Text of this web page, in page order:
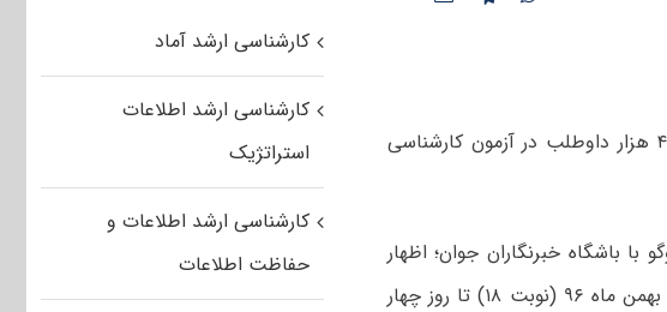
مشاور عالی سازمان سنجش آموزش کشور گفت: تاکنون بیش از ۴۱ هزار داوطلب در آزمون کارشناسی
باشگاه خبرنگاران جوان؛ اظهار
کرد: ثبت نام برای شرکت در آزمون کارشناسی ارشد فراگیر پیام نور بهمن ماه ۹۶ (نوبت ۱۸) تا روز چهار
کارشناسی ارشد آماد
کارشناسی ارشد اطلاعات
استراتژیک
کارشناسی ارشد اطلاعات و
حفاظت اطلاعات